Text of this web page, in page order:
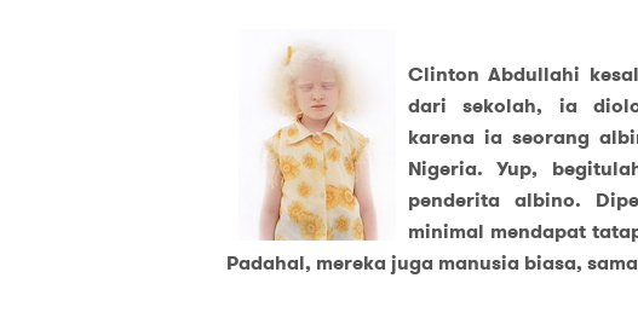
Clinton Abdullahi
dari sekolah, ia
karena ia seorang
Nigeria. Yup,
penderita albino.
minimal mendapat
Padahal, mereka juga manusia biasa,